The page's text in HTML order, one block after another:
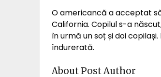
O americancă a acceptat
California. Copilul s-a
în urmă un soț și doi
îndurerată.
About Post Author